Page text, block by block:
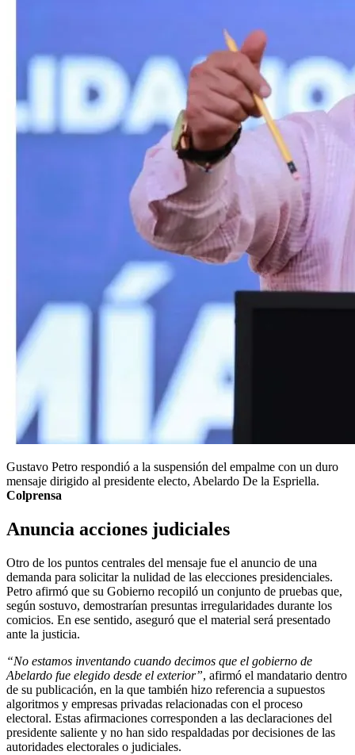
Gustavo Petro respondió a la suspensión del empalme con un duro
mensaje dirigido al presidente electo, Abelardo De la Espriella.
Colprensa
Anuncia acciones judiciales
Otro de los puntos centrales del mensaje fue el anuncio de una
demanda para solicitar la nulidad de las elecciones presidenciales.
Petro afirmó que su Gobierno recopiló un conjunto de pruebas que,
según sostuvo, demostrarían presuntas irregularidades durante los
comicios. En ese sentido, aseguró que el material será presentado
ante la justicia.
“No estamos inventando cuando decimos que el gobierno de
Abelardo fue elegido desde el exterior”, afirmó el mandatario dentro
de su publicación, en la que también hizo referencia a supuestos
algoritmos y empresas privadas relacionadas con el proceso
electoral. Estas afirmaciones corresponden a las declaraciones del
presidente saliente y no han sido respaldadas por decisiones de las
autoridades electorales o judiciales.